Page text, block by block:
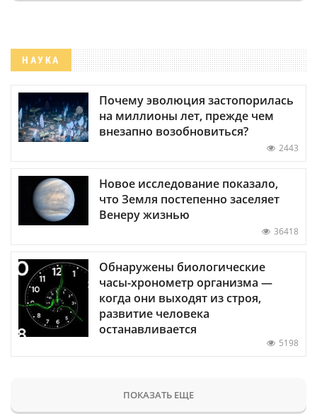
НАУКА
Почему эволюция застопорилась
на миллионы лет, прежде чем
внезапно возобновиться?
2443
Новое исследование показало,
что Земля постепенно заселяет
Венеру жизнью
36418
Обнаружены биологические
часы-хронометр организма —
когда они выходят из строя,
развитие человека
останавливается
5198
ПОКАЗАТЬ ЕЩЕ